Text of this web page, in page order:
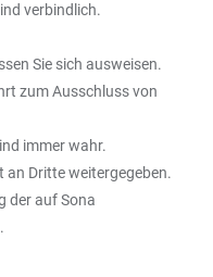
verbindlich.
Sie sich ausweisen.
zum Ausschluss von
immer wahr.
an Dritte weitergegeben.
der auf Sona